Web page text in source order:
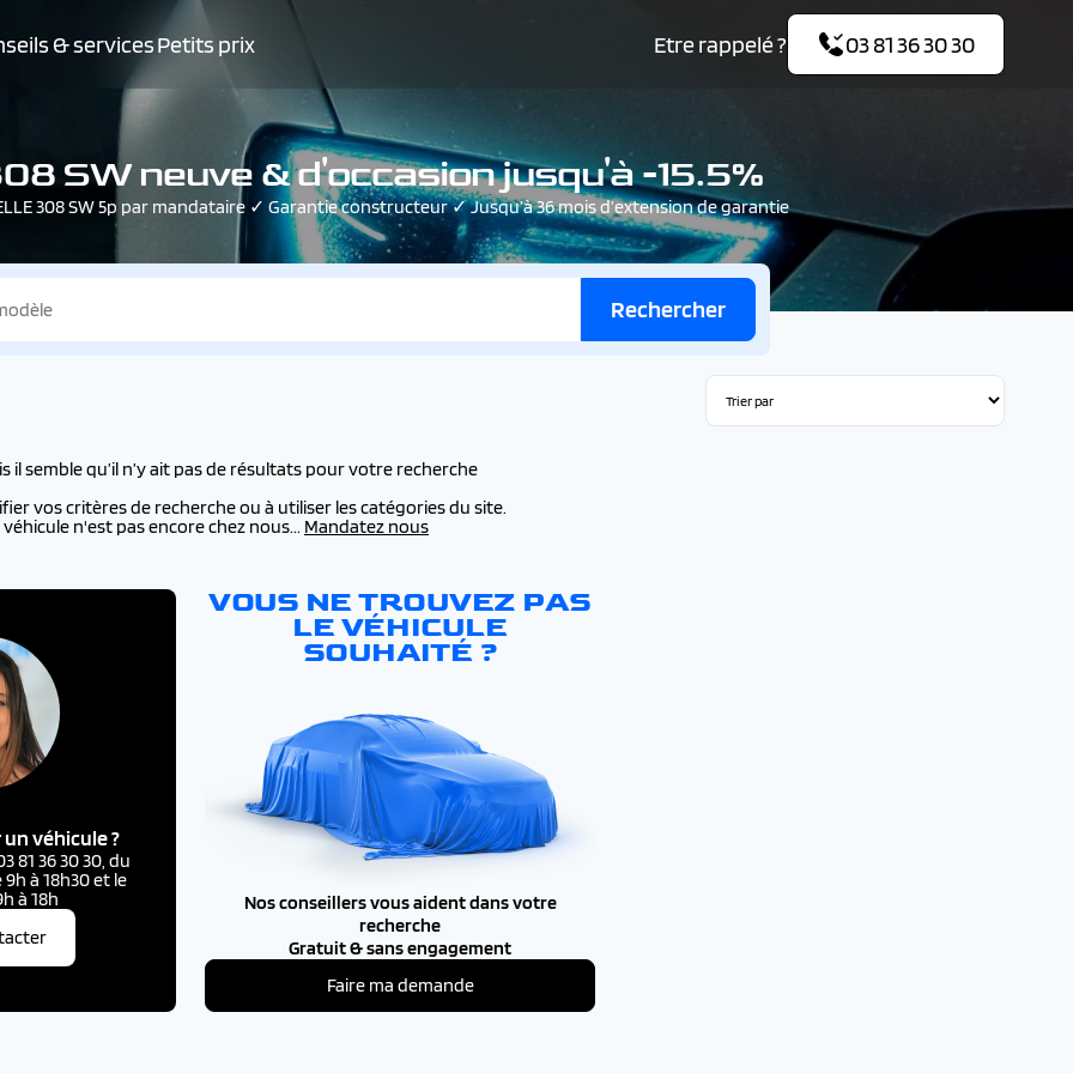
& servicesPetits prix Etre rappelé ? 03 81 36 30 30
SW neuve & d'occasion jusqu'à -15.5%
308 SW 5p par mandataire ✓ Garantie constructeur ✓ Jusqu’à 36 mois d’extension de garantie
Rechercher
il semble qu’il n’y ait pas de résultats pour votre recherche
vos critères de recherche ou à utiliser les catégories du site.
n'est pas encore chez nous... Mandatez nous
véhicule ?
81 36 30 30, du
à 18h30 et le
à 18h
VOUS NE TROUVEZ PAS
LE VÉHICULE
SOUHAITÉ ?
Nos conseillers vous aident dans votre
recherche
Gratuit & sans engagement
Faire ma demande